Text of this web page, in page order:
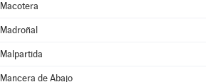
Macotera
Madroñal
Malpartida
Mancera de Abajo